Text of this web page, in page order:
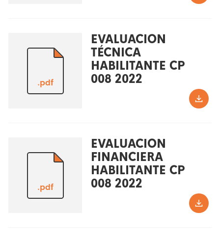
.pdf
EVALUACION
TÉCNICA
HABILITANTE CP
008 2022
.pdf
EVALUACION
FINANCIERA
HABILITANTE CP
008 2022